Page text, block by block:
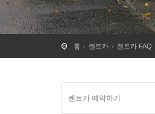
홈 렌트카 렌트카 FAQ
렌트카 예약하기